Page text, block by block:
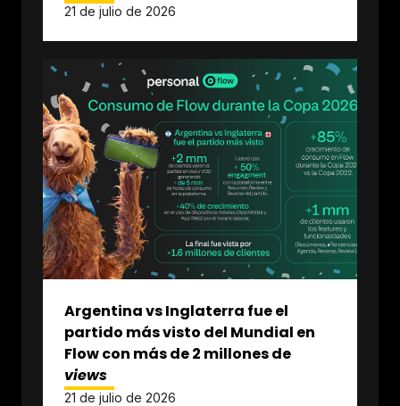
21 de julio de 2026
Argentina vs Inglaterra fue el
partido más visto del Mundial en
Flow con más de 2 millones de
views
21 de julio de 2026